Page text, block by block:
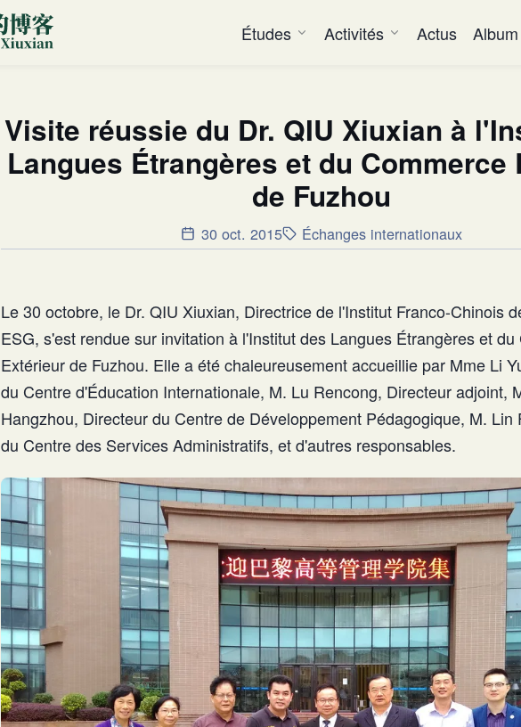
Études Activités Actus Album
Visite réussie du Dr. QIU Xiuxian à
Langues Étrangères et du Commerce
de Fuzhou
30 oct. 2015 Échanges internationaux
Le 30 octobre, le Dr. QIU Xiuxian, Directrice de l'Institut Franco-Chinois
ESG, s'est rendue sur invitation à l'Institut des Langues Étrangères et du
Extérieur de Fuzhou. Elle a été chaleureusement accueillie par Mme Li
du Centre d'Éducation Internationale, M. Lu Rencong, Directeur adjoint,
Hangzhou, Directeur du Centre de Développement Pédagogique, M. Lin
du Centre des Services Administratifs, et d'autres responsables.